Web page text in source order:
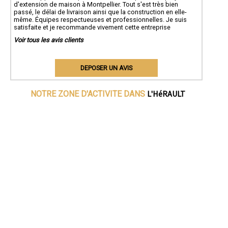
d'extension de maison à Montpellier. Tout s'est très bien
passé, le délai de livraison ainsi que la construction en elle-
même. Équipes respectueuses et professionnelles. Je suis
satisfaite et je recommande vivement cette entreprise
Voir tous les avis clients
DEPOSER UN AVIS
NOTRE ZONE D'ACTIVITE DANS L'HéRAULT